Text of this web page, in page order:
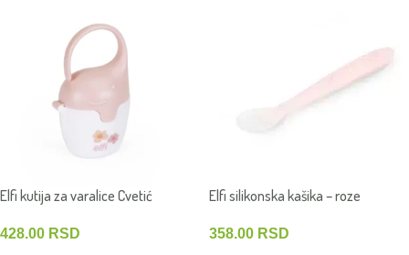
Elfi kutija za varalice Cvetić
428.00 RSD
Elfi silikonska kašika – roze
358.00 RSD